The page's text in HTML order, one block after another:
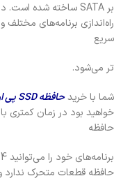
بر SATA ساخته شده‌ است. در
راه‌اندازی برنامه‌های
سریع‌
تر می‌شود.
شما با خریدحافظهSSDپی
خواهید بود در زمان کمتری با
حافظه
حافظه قطعات متحرک